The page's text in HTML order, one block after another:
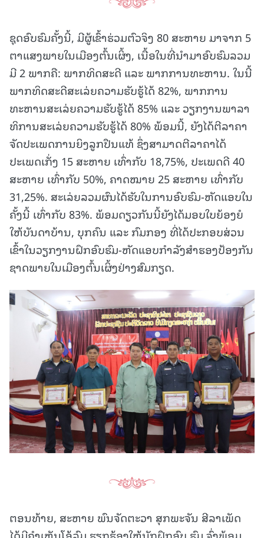
ຊຸດອົບຮົມຄັ້ງນີ້, ມີຜູ້ເຂົ້າຮ່ວມຕົວຈິງ 80 ສະຫາຍ ມາຈາກ 5
ຕາແສງພາຍໃນເມືອງຕົ້ນເຜິ້ງ, ເນື້ອໃນທີ່ນຳມາອົບຮົມລວມ
ມີ 2 ພາກຄື: ພາກທິດສະດີ ແລະ ພາກການທະຫານ. ໃນນີ້
ພາກທິດສະດີສະເລ່ຍຄວາມຮັບຮູ້ໄດ້ 82%, ພາກການ
ທະຫານສະເລ່ຍຄວາມຮັບຮູ້ໄດ້ 85% ແລະ ວຽກງານພາລາ
ທິການສະເລ່ຍຄວາມຮັບຮູ້ໄດ້ 80% ພ້ອມນີ້, ຍັງໄດ້ຕີລາຄາ
ຈັດປະເພດການຍິງລູກປືນແທ້ ຊຶ່ງສາມາດຕີລາຄາໄດ້
ປະເພດເກັ່ງ 15 ສະຫາຍ ເທົ່າກັບ 18,75%, ປະເພດດີ 40
ສະຫາຍ ເທົ່າກັບ 50%, ຄາດໝາຍ 25 ສະຫາຍ ເທົ່າກັບ
31,25%. ສະເລ່ຍລວມຜົນໄດ້ຮັບໃນການອົບຮົມ-ຫັດແອບໃນ
ຄັ້ງນີ້ ເທົ່າກັບ 83%. ພ້ອມດຽວກັນນີ້ຍັງໄດ້ມອບໃບຍ້ອງຍໍ
ໃຫ້ບັນດາບ້ານ, ບຸກຄົນ ແລະ ກົມກອງ ທີ່ໄດ້ປະກອບສ່ວນ
ເຂົ້າໃນວຽກງານຝຶກອົບຮົມ-ຫັດແອບກຳລັງສຳຮອງປ້ອງກັນ
ຊາດພາຍໃນເມືອງຕົ້ນເຜິ້ງຢ່າງສົມກຽດ.
ຕອນທ້າຍ, ສະຫາຍ ພົນຈັດຕະວາ ສຸກພະຈັນ ສີລາເພັດ